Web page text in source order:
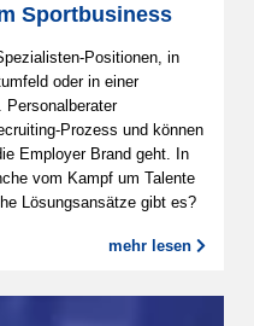
Sportbusiness
Positionen, in
oder in einer
Prozess und können
Employer Brand geht. In
vom Kampf um Talente
Lösungsansätze gibt es?
mehr lesen